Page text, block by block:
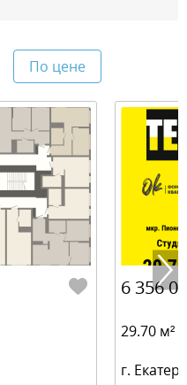
По цене
6 356
29.70 м²
г.